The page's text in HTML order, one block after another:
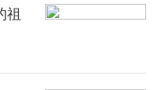
矿物质，是一种很
自由基，让暗沉的肤
祖